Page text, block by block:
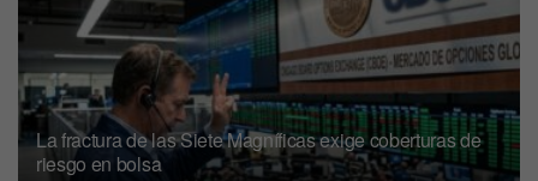
La fractura de las Siete Magníficas exige coberturas de
riesgo en bolsa